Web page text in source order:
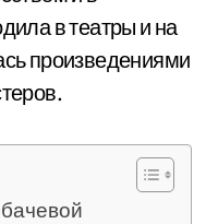
в театры и на
произведениями